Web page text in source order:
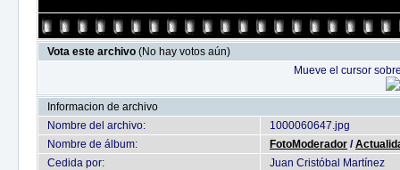
Vota este archivo (No hay votos aún)
Mueve el cursor
Informacion de archivo
Nombre del archivo:
1000060647.jpg
Nombre de álbum:
FotoModerador /
Cedida por:
Juan Cristóbal Martínez